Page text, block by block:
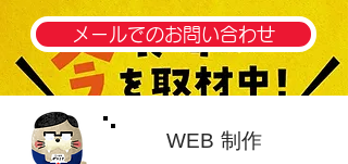
メールでのお問い合わせ
WEB 制作